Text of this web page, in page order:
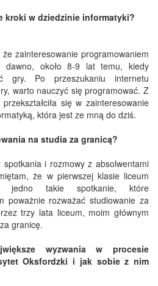
kroki w dziedzinie informatyki?
zainteresowanie programowaniem
około 8-9 lat temu, kiedy
gry. Po przeszukaniu internetu
warto nauczyć się programować. Z
się w zainteresowanie
która jest ze mną do dziś.
na studia za granicą?
spotkania i rozmowy z absolwentami
że w pierwszej klasie liceum
jedno takie spotkanie, które
poważnie rozważać studiowanie za
trzy lata liceum, moim głównym
granicę.
wyzwania w procesie
Oksfordzki i jak sobie z nim